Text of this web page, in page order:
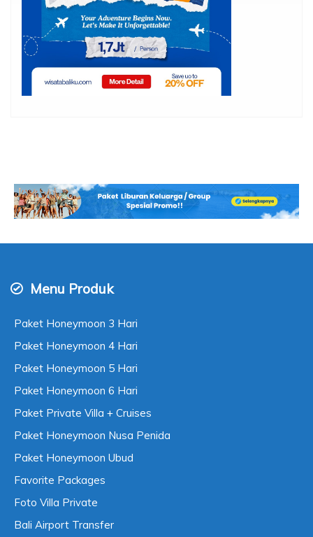
Menu Produk
Paket Honeymoon 3 Hari
Paket Honeymoon 4 Hari
Paket Honeymoon 5 Hari
Paket Honeymoon 6 Hari
Paket Private Villa + Cruises
Paket Honeymoon Nusa Penida
Paket Honeymoon Ubud
Favorite Packages
Foto Villa Private
Bali Airport Transfer